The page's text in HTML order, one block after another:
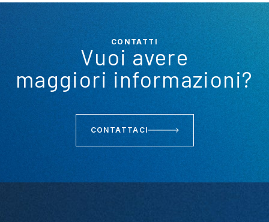
CONTATTI
Vuoi avere
maggiori informazioni?
CONTATTACI